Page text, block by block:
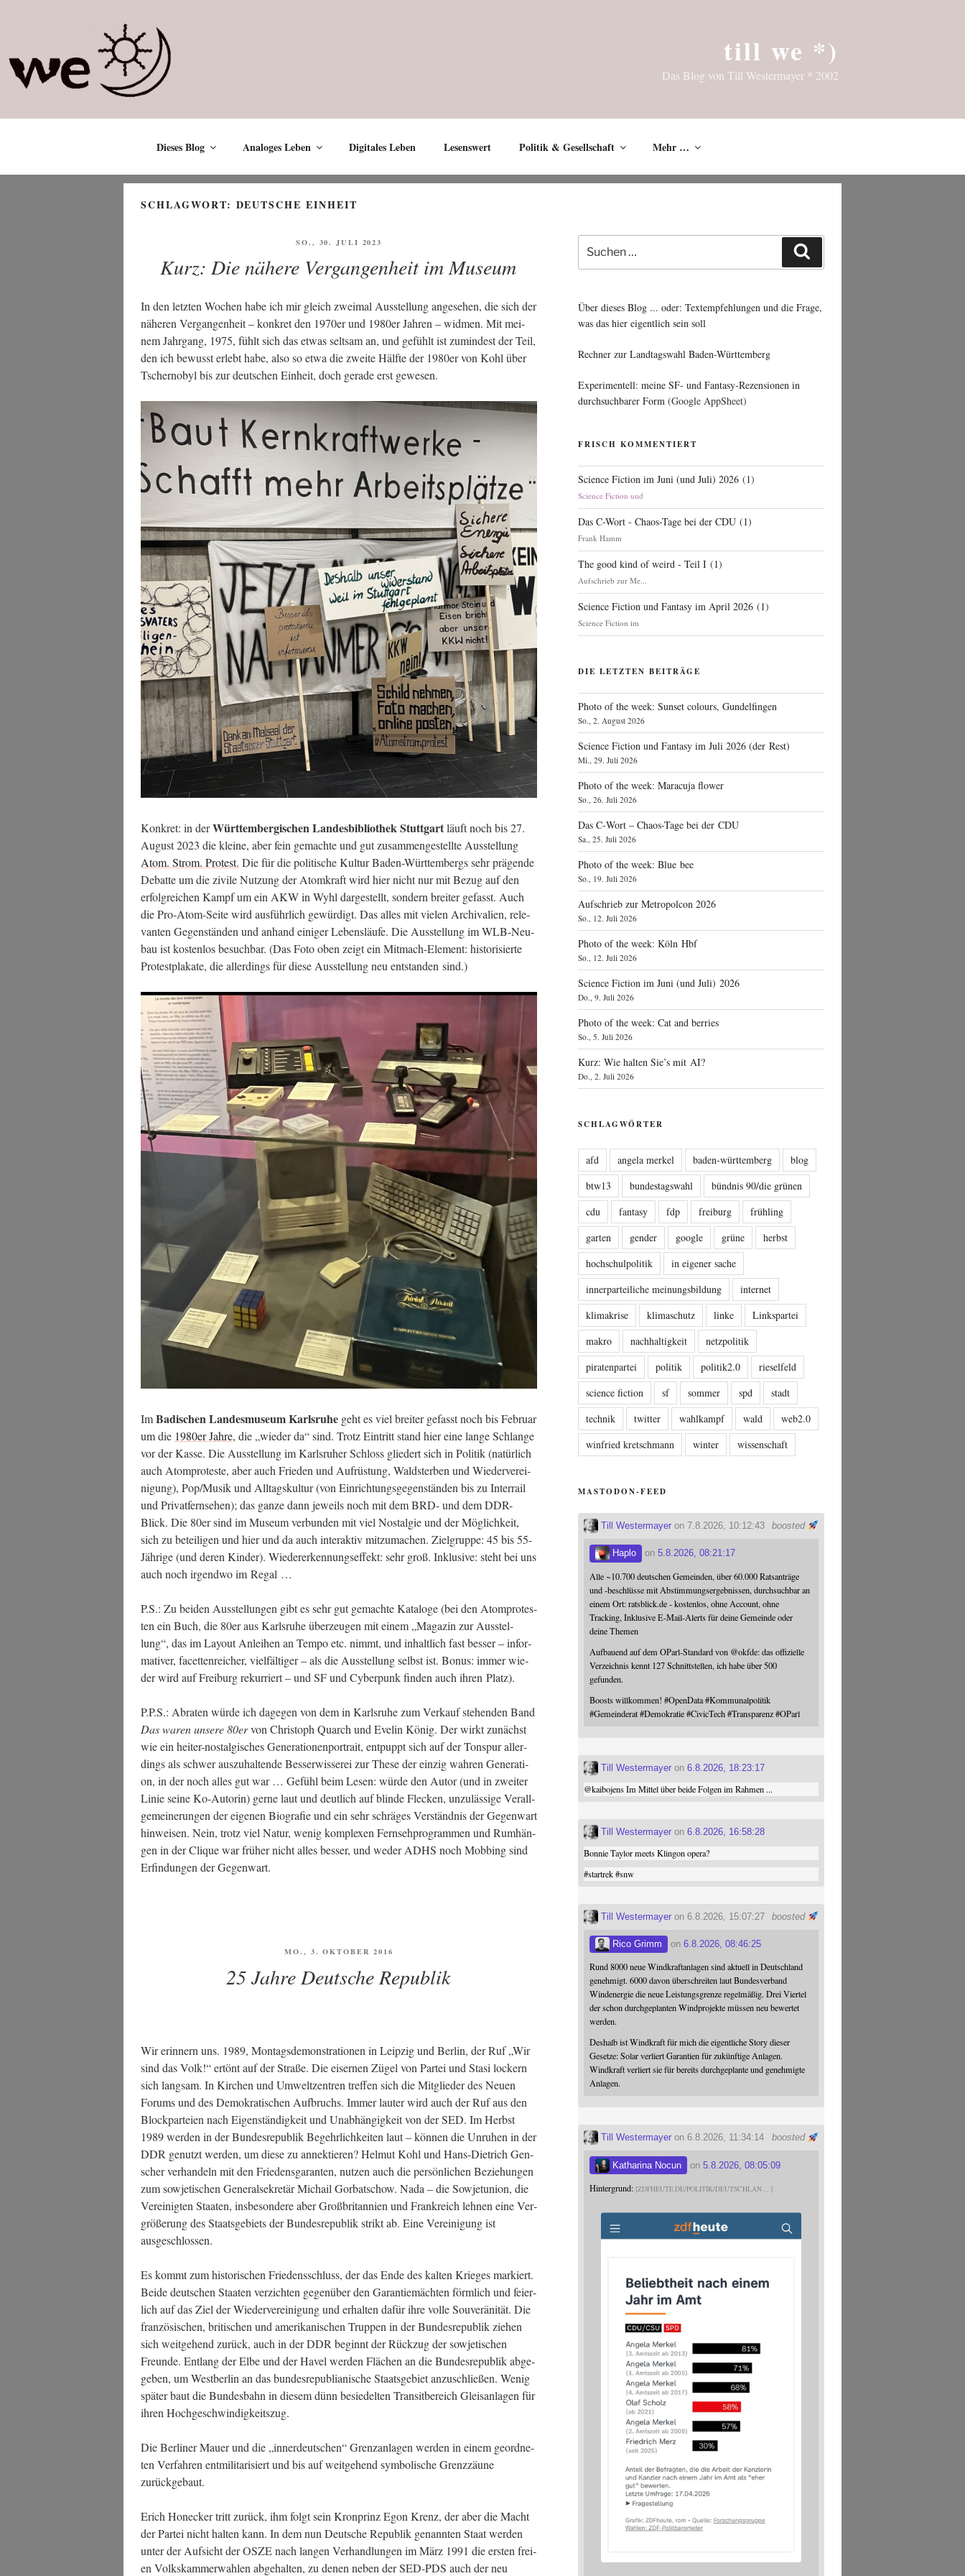
till we *)
Das Blog von Till Westermayer * 2002
Dieses Blog Analoges Leben Digitales Leben Lesenswert Politik & Gesellschaft Mehr …
SCHLAGWORT: DEUTSCHE EINHEIT
VERÖFFENTLICHT
SO., 30. JULI 2023
Kurz: Die nähere Vergangenheit im Museum
In den letz­ten Wochen habe ich mir gleich zwei­mal Aus­stel­lung ange­se­hen, die sich der
nähe­ren Ver­gan­gen­heit – kon­kret den 1970er und 1980er Jah­ren – wid­men. Mit mei­
nem Jahr­gang, 1975, fühlt sich das etwas selt­sam an, und gefühlt ist zumin­dest der Teil,
den ich bewusst erlebt habe, also so etwa die zwei­te Hälf­te der 1980er von Kohl über
Tscher­no­byl bis zur deut­schen Ein­heit, doch gera­de erst gewesen.
Kon­kret: in derWürt­tem­ber­gi­schen Lan­des­bi­blio­thek Stutt­gartläuft noch bis 27.
August 2023 die klei­ne, aber fein gemach­te und gut zusam­men­ge­stell­te Aus­stel­lung
Atom. Strom. Pro­test. Die für die poli­ti­sche Kul­tur Baden-Würt­tem­bergs sehr prä­gen­de
Debat­te um die zivi­le Nut­zung der Atom­kraft wird hier nicht nur mit Bezug auf den
erfolg­rei­chen Kampf um ein AKW in Wyhl dar­ge­stellt, son­dern brei­ter gefasst. Auch
die Pro-Atom-Sei­te wird aus­führ­lich gewür­digt. Das alles mit vie­len Archi­va­li­en, rele­
van­ten Gegen­stän­den und anhand eini­ger Lebens­läu­fe. Die Aus­stel­lung im WLB-Neu­
bau ist kos­ten­los besuch­bar. (Das Foto oben zeigt ein Mit­mach-Ele­ment: his­to­ri­sier­te
Pro­test­pla­ka­te, die aller­dings für die­se Aus­stel­lung neu ent­stan­den sind.)
ImBadi­schen Lan­des­mu­se­um Karls­ru­he geht es viel brei­ter gefasst noch bis Febru­ar
um die 1980er Jah­re, die „wie­der da“ sind. Trotz Ein­tritt stand hier eine lan­ge Schlan­ge
vor der Kas­se. Die Aus­stel­lung im Karls­ru­her Schloss glie­dert sich in Poli­tik (natür­lich
auch Atom­pro­tes­te, aber auch Frie­den und Auf­rüs­tung, Wald­ster­ben und Wie­der­ver­ei­
ni­gung), Pop/Musik und All­tags­kul­tur (von Ein­rich­tungs­ge­gen­stän­den bis zu Inter­rail
und Pri­vat­fern­se­hen); das gan­ze dann jeweils noch mit dem BRD- und dem DDR-
Blick. Die 80er sind im Muse­um ver­bun­den mit viel Nost­al­gie und der Mög­lich­keit,
sich zu betei­li­gen und hier und da auch inter­ak­tiv mit­zu­ma­chen. Ziel­grup­pe: 45 bis 55-
Jäh­ri­ge (und deren Kin­der). Wie­der­erken­nungs­ef­fekt: sehr groß. Inklu­si­ve: steht bei uns
auch noch irgend­wo im Regal …
P.S.: Zu bei­den Aus­stel­lun­gen gibt es sehr gut gemach­te Kata­lo­ge (bei den Atom­pro­tes­
ten ein Buch, die 80er aus Karls­ru­he über­zeu­gen mit einem „Maga­zin zur Aus­stel­
lung“, das im Lay­out Anlei­hen an Tem­po etc. nimmt, und inhalt­lich fast bes­ser – infor­
ma­ti­ver, facet­ten­rei­cher, viel­fäl­ti­ger – als die Aus­stel­lung selbst ist. Bonus: immer wie­
der wird auf Frei­burg rekur­riert – und SF und Cyber­punk fin­den auch ihren Platz).
P.P.S.: Abra­ten wür­de ich dage­gen von dem in Karls­ru­he zum Ver­kauf ste­hen­den Band
Das waren unse­re 80ervon Chris­toph Quarch und Eve­lin König. Der wirkt zunächst
wie ein hei­ter-nost­al­gi­sches Gene­ra­tio­nen­por­trait, ent­puppt sich auf der Ton­spur aller­
dings als schwer aus­zu­hal­ten­de Bes­ser­wis­se­rei zur The­se der ein­zig wah­ren Gene­ra­ti­
on, in der noch alles gut war … Gefühl beim Lesen: wür­de den Autor (und in zwei­ter
Linie sei­ne Ko-Autorin) ger­ne laut und deut­lich auf blin­de Fle­cken, unzu­läs­si­ge Ver­all­
ge­mei­ne­run­gen der eige­nen Bio­gra­fie und ein sehr schrä­ges Ver­ständ­nis der Gegen­wart
hin­wei­sen. Nein, trotz viel Natur, wenig kom­ple­xen Fern­seh­pro­gram­men und Rum­hän­
gen in der Cli­que war frü­her nicht alles bes­ser, und weder ADHS noch Mob­bing sind
Erfin­dun­gen der Gegenwart.
VERÖFFENTLICHT
MO., 3. OKTOBER 2016
25 Jahre Deutsche Republik
Wir erin­nern uns. 1989, Mon­tags­de­mons­tra­tio­nen in Leip­zig und Ber­lin, der Ruf „Wir
sind das Volk!“ ertönt auf der Stra­ße. Die eiser­nen Zügel von Par­tei und Sta­si lockern
sich lang­sam. In Kir­chen und Umwelt­zen­tren tref­fen sich die Mit­glie­der des Neu­en
Forums und des Demo­kra­ti­schen Auf­bruchs. Immer lau­ter wird auch der Ruf aus den
Block­par­tei­en nach Eigen­stän­dig­keit und Unab­hän­gig­keit von der SED. Im Herbst
1989 wer­den in der Bun­des­re­pu­blik Begehr­lich­kei­ten laut – kön­nen die Unru­hen in der
DDR genutzt wer­den, um die­se zu annek­tie­ren? Hel­mut Kohl und Hans-Diet­rich Gen­
scher ver­han­deln mit den Frie­dens­ga­ran­ten, nut­zen auch die per­sön­li­chen Bezie­hun­gen
zum sowje­ti­schen Gene­ral­se­kre­tär Michail Gor­bat­schow. Nada – die Sowjet­uni­on, die
Ver­ei­nig­ten Staa­ten, ins­be­son­de­re aber Groß­bri­tan­ni­en und Frank­reich leh­nen eine Ver­
grö­ße­rung des Staats­ge­biets der Bun­des­re­pu­blik strikt ab. Eine Ver­ei­ni­gung ist
ausgeschlossen.
Es kommt zum his­to­ri­schen Frie­dens­schluss, der das Ende des kal­ten Krie­ges mar­kiert.
Bei­de deut­schen Staa­ten ver­zich­ten gegen­über den Garan­tie­mäch­ten förm­lich und fei­er­
lich auf das Ziel der Wie­der­ver­ei­ni­gung und erhal­ten dafür ihre vol­le Sou­ve­rä­ni­tät. Die
fran­zö­si­schen, bri­ti­schen und ame­ri­ka­ni­schen Trup­pen in der Bun­des­re­pu­blik zie­hen
sich weit­ge­hend zurück, auch in der DDR beginnt der Rück­zug der sowje­ti­schen
Freun­de. Ent­lang der Elbe und der Havel wer­den Flä­chen an die Bun­des­re­pu­blik abge­
ge­ben, um West­ber­lin an das bun­des­re­pu­blia­ni­sche Staats­ge­biet anzu­schlie­ßen. Wenig
spä­ter baut die Bun­des­bahn in die­sem dünn besie­del­ten Tran­sit­be­reich Gleis­an­la­gen für
ihren Hochgeschwindigkeitszug.
Die Ber­li­ner Mau­er und die „inner­deut­schen“ Grenz­an­la­gen wer­den in einem geord­ne­
ten Ver­fah­ren ent­mi­li­ta­ri­siert und bis auf weit­ge­hend sym­bo­li­sche Grenz­zäu­ne
zurückgebaut.
Erich Hon­ecker tritt zurück, ihm folgt sein Kron­prinz Egon Krenz, der aber die Macht
der Par­tei nicht hal­ten kann. In dem nun Deut­sche Repu­blik genann­ten Staat wer­den
unter der Auf­sicht der OSZE nach lan­gen Ver­hand­lun­gen im März 1991 die ers­ten frei­
en Volks­kam­mer­wah­len abge­hal­ten, zu denen neben der SED-PDS auch der neu
Suche
nach:
Über dieses Blog ... oder: Textempfehlungen und die Frage,
was das hier eigentlich sein soll
Rechner zur Landtagswahl Baden-Württemberg
Experimentell: meine SF- und Fantasy-Rezensionen in
durchsuchbarer Form (Google AppSheet)
FRISCH KOMMENTIERT
Science Fiction im Juni (und Juli) 2026 (1)
Science Fiction und
Das C-Wort - Chaos-Tage bei der CDU (1)
Frank Hamm
The good kind of weird - Teil I (1)
Aufschrieb zur Me...
Science Fiction und Fantasy im April 2026 (1)
Science Fiction im
DIE LETZTEN BEITRÄGE
Photo of the week: Sunset colours, Gundelfingen
So., 2. August 2026
Science Fiction und Fantasy im Juli 2026 (der Rest)
Mi., 29. Juli 2026
Photo of the week: Maracuja flower
So., 26. Juli 2026
Das C‑Wort – Chaos-Tage bei der CDU
Sa., 25. Juli 2026
Photo of the week: Blue bee
So., 19. Juli 2026
Aufschrieb zur Metropolcon 2026
So., 12. Juli 2026
Photo of the week: Köln Hbf
So., 12. Juli 2026
Science Fiction im Juni (und Juli) 2026
Do., 9. Juli 2026
Photo of the week: Cat and berries
So., 5. Juli 2026
Kurz: Wie halten Sie’s mit AI?
Do., 2. Juli 2026
SCHLAGWÖRTER
afd angela merkel baden-württemberg
blog
btw13
bundestagswahl
bündnis 90/die grünen
cdu
fantasy fdp freiburg
frühling
garten
gender google grüne
herbst
hochschulpolitik
in eigener sache
innerparteiliche meinungsbildung
internet
klimakrise
klimaschutz linke
Linkspartei
makro
nachhaltigkeit
netzpolitik
piratenpartei
politik politik2.0
rieselfeld
science fiction
sf sommer spd
stadt
technik
twitter wahlkampf wald
web2.0
winfried kretschmann
winter wissenschaft
MASTODON-FEED
boosted
Till Westermayer on 7.8.2026, 10:12:43
Haplo on5.8.2026, 08:21:17
Alle ~10.700 deutschen Gemeinden, über 60.000 Ratsanträge
und -beschlüsse mit Abstimmungsergebnissen, durchsuchbar an
einem Ort: ratsblick.de - kostenlos, ohne Account, ohne
Tracking, Inklusive E-Mail-Alerts für deine Gemeinde oder
deine Themen
Aufbauend auf dem OParl-Standard von @okfde: das offizielle
Verzeichnis kennt 127 Schnittstellen, ich habe über 500
gefunden.
Boosts willkommen!#OpenData #Kommunalpolitik
#Gemeinderat #Demokratie #CivicTech #Transparenz #OParl
Till Westermayer on6.8.2026, 18:23:17
@kaibojensIm Mittel über beide Folgen im Rahmen ...
Till Westermayer on6.8.2026, 16:58:28
Bonnie Taylor meets Klingon opera?
#startrek #snw
boosted
Till Westermayer on 6.8.2026, 15:07:27
Rico Grimm on6.8.2026, 08:46:25
Rund 8000 neue Windkraftanlagen sind aktuell in Deutschland
genehmigt. 6000 davon überschreiten laut Bundesverband
Windenergie die neue Leistungsgrenze regelmäßig. Drei Viertel
der schon durchgeplanten Windprojekte müssen neu bewertet
werden.
Deshalb ist Windkraft für mich die eigentliche Story dieser
Gesetze: Solar verliert Garantien für zukünftige Anlagen.
Windkraft verliert sie für bereits durchgeplante und genehmigte
Anlagen.
boosted
Till Westermayer on 6.8.2026, 11:34:14
Katharina Nocun on5.8.2026, 08:05:09
Hintergrund: ZDFHEUTE.DE/POLITIK/DEUTSCHLAN